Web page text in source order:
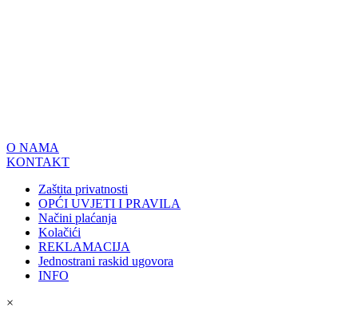
O NAMA
KONTAKT
Zaštita privatnosti
OPĆI UVJETI I PRAVILA
Načini plaćanja
Kolačići
REKLAMACIJA
Jednostrani raskid ugovora
INFO
×